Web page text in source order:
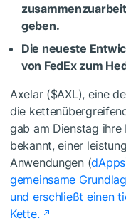
geben.
Die neueste
von FedEx zum
Axelar ($AXL), eine
die
gab am Dienstag
bekannt, einer
Anwendungen (
gemeinsame
und erschließt einen
Kette.